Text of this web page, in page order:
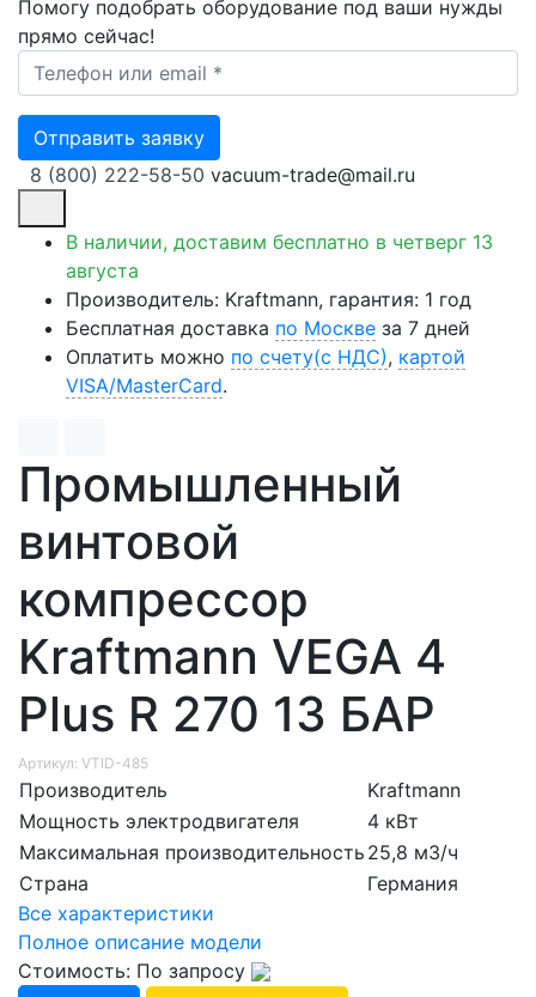
Помогу подобрать оборудование под ваши нужды
прямо сейчас!
Ваш телефон *
Отправить заявку
8 (800) 222-58-50 vacuum-trade@mail.ru
В наличии, доставим бесплатно в четверг 13
августа
Производитель: Kraftmann, гарантия: 1 год
Бесплатная доставка по Москве за 7 дней
Оплатить можно по счету(с НДС), картой
VISA/MasterCard.
Промышленный
винтовой
компрессор
Kraftmann VEGA 4
Plus R 270 13 БАР
Артикул: VTID-485
Производитель
Kraftmann
Мощность электродвигателя
4 кВт
Максимальная производительность 25,8 м3/ч
Страна
Германия
Все характеристики
Полное описание модели
Стоимость: По запросу